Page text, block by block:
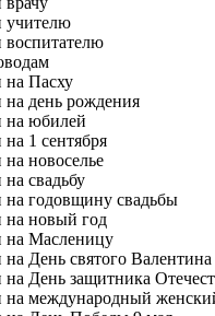
учителю
воспитателю
на Пасху
на день рождения
на юбилей
1 сентября
новоселье
свадьбу
на годовщину свадьбы
на новый год
на Масленицу
День святого Валентина
День защитника
на международный